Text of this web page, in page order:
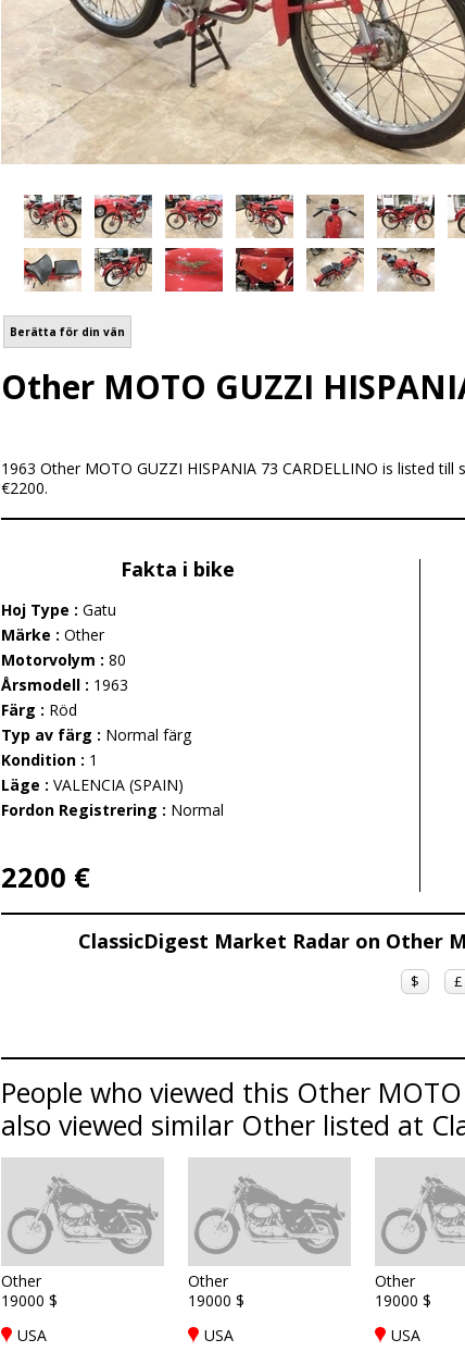
Berätta för din vän
Other MOTO GUZZI
1963 Other MOTO GUZZI HISPANIA 73 CARDELLINO is listed till
€2200.
Fakta i bike
Hoj Type : Gatu
Märke : Other
Motorvolym : 80
Årsmodell : 1963
Färg : Röd
Typ av färg : Normal färg
Kondition : 1
Läge : VALENCIA (SPAIN)
Fordon Registrering : Normal
2200 €
ClassicDigest Market Radar on Other
$ £
People who viewed this Other MOTO
also viewed similar Other listed at
Other
19000 $
USA
Other
19000 $
USA
Other
19000 $
USA